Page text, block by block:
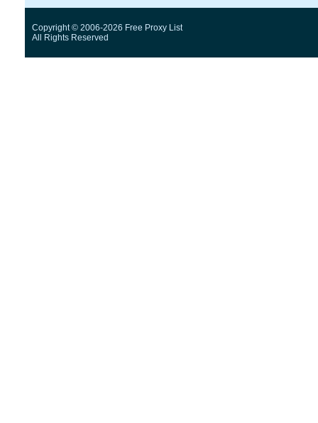
Copyright © 2006-2026 Free Proxy List
All Rights Reserved